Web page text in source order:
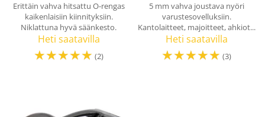
Erittäin vahva hitsattu O-rengas
kaikenlaisiin kiinnityksiin.
Niklattuna hyvä säänkesto.
Heti saatavilla
☆☆☆☆☆ (2)
5 mm vahva joustava nyöri
varustesovelluksiin.
Kantolaitteet, majoitteet, ahkiot...
Heti saatavilla
☆☆☆☆☆ (3)